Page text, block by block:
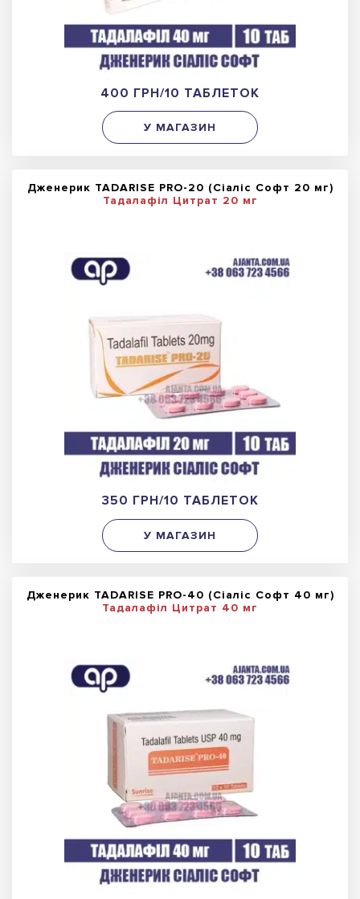
400 ГРН/10 ТАБЛЕТОК
У МАГАЗИН
Дженерик TADARISE PRO-20 (Сіаліс Софт 20 мг)
Тадалафіл Цитрат 20 мг
350 ГРН/10 ТАБЛЕТОК
У МАГАЗИН
Дженерик TADARISE PRO-40 (Сіаліс Софт 40 мг)
Тадалафіл Цитрат 40 мг